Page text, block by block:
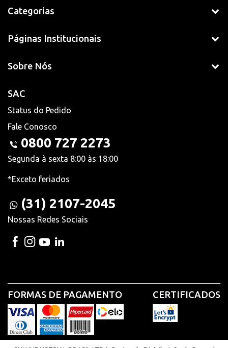
Categorias
Páginas Institucionais
Sobre Nós
SAC
Status do Pedido
Fale Conosco
0800 727 2273
Segunda à sexta 8:00 às 18:00
*Exceto feriados
(31) 2107-2045
Nossas Redes Sociais
FORMAS DE PAGAMENTO CERTIFICADOS